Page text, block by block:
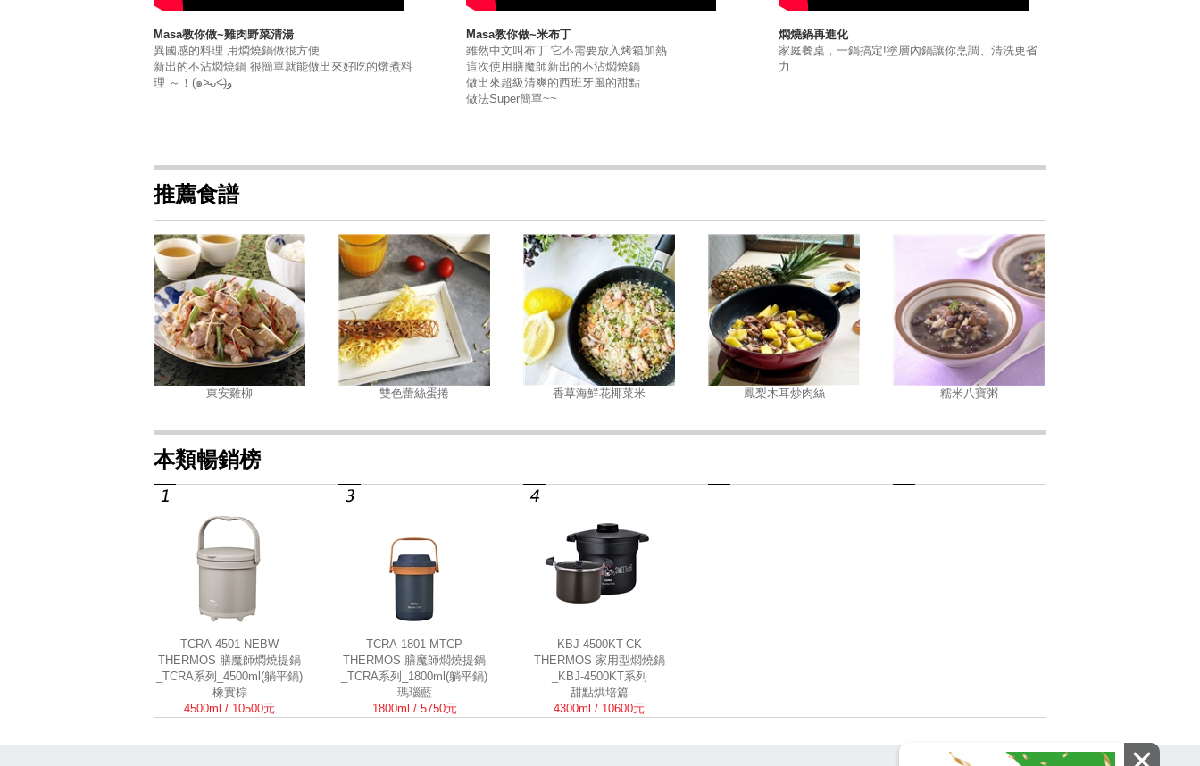
Masa教你做~雞肉野菜清湯
異國感的料理 用燜燒鍋做很方便
新出的不沾燜燒鍋 很簡單就能做出來好吃的燉煮料
理 ～！(๑˃̵ᴗ˂̵)و
Masa教你做~米布丁
雖然中文叫布丁 它不需要放入烤箱加熱
這次使用膳魔師新出的不沾燜燒鍋
做出來超級清爽的西班牙風的甜點
做法Super簡單~~
燜燒鍋再進化​
家庭餐桌，一鍋搞定!塗層內鍋讓你烹調、清洗更省
力
推薦食譜
東安雞柳 雙色蕾絲蛋捲 香草海鮮花椰菜米 鳳梨木耳炒肉絲 糯米八寶粥
本類暢銷榜
TCRA-4501-NEBW
THERMOS 膳魔師燜燒提鍋
_TCRA系列_4500ml(躺平鍋)
橡實棕
4500ml / 10500元
TCRA-1801-MTCP
THERMOS 膳魔師燜燒提鍋
_TCRA系列_1800ml(躺平鍋)
瑪瑙藍
1800ml / 5750元
KBJ-4500KT-CK
THERMOS 家用型燜燒鍋
_KBJ-4500KT系列
甜點烘培篇
4300ml / 10600元